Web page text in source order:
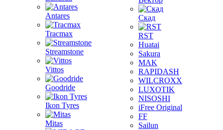
Antares
Tracmax
Streamstone
Vittos
Goodride
Ikon Tyres
Mitas
Скад
RST
Huatai
Sakura
MAK
RAPIDASH
WILCROXX
LUXOTIK
NISOSHI
iFree Original
FF
Sailun